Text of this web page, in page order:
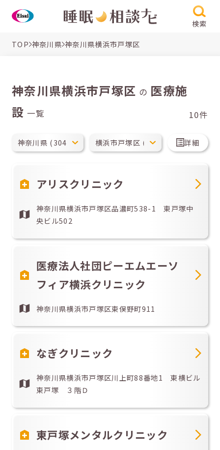
検索
TOP 神奈川県 神奈川県横浜市戸塚区
神奈川県横浜市戸塚区 の 医療施
設 一覧 10件
詳細
アリスクリニック
神奈川県横浜市戸塚区品濃町538-1 東戸塚中
央ビル502
医療法人社団ピーエムエーソ
フィア横浜クリニック
神奈川県横浜市戸塚区東俣野町911
なぎクリニック
神奈川県横浜市戸塚区川上町88番地1 東横ビル
東戸塚 ３階Ｄ
東戸塚メンタルクリニック